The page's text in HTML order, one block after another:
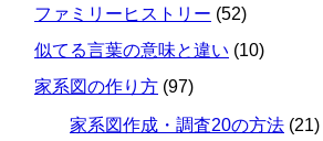
ファミリーヒストリー (52)
似てる言葉の意味と違い (10)
家系図の作り方 (97)
家系図作成・調査20の方法 (21)